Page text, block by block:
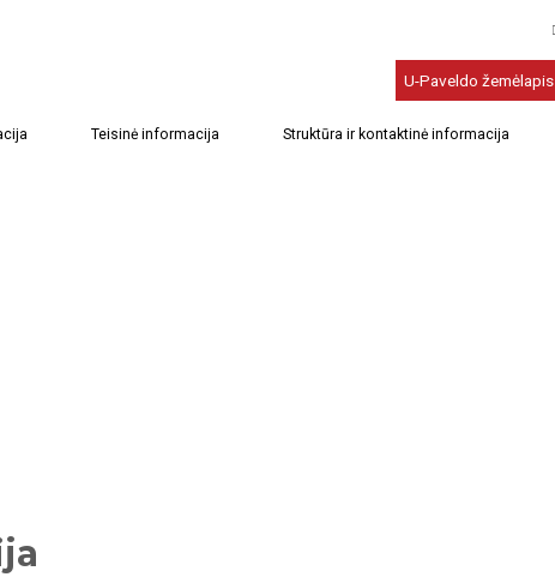
U-Paveldo žemėlapis
Teisinė informacija Struktūra ir kontaktinė informacija